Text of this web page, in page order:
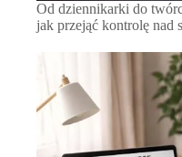
Od dziennikarki do
jak przejąć kontrolę nad